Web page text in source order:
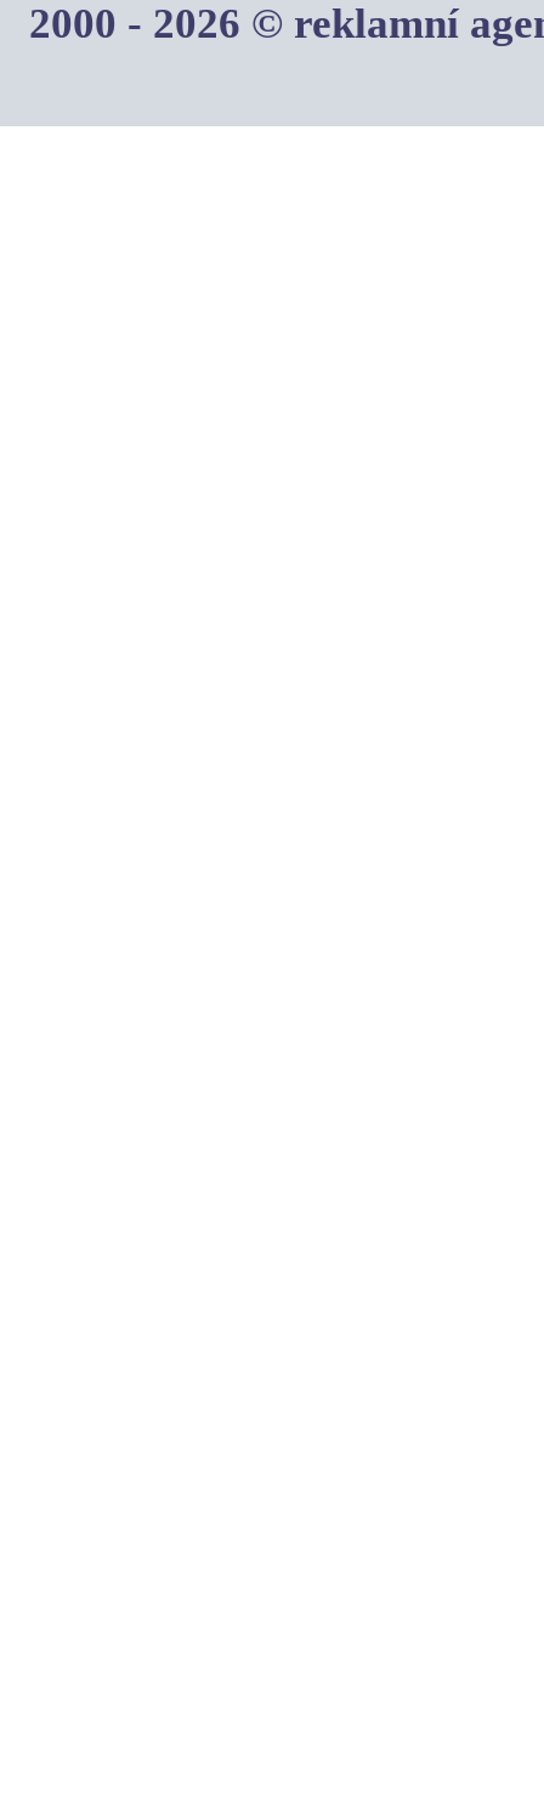
2000 - 2026 © reklamní